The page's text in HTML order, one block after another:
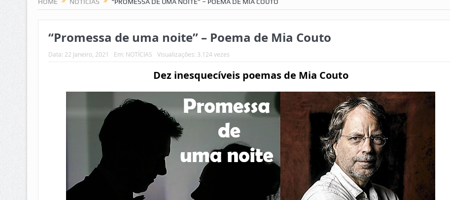
“Promessa de uma noite” – Poema de Mia Couto
Data: 22 Janeiro, 2021 Em: NOTÍCIAS Visualizações: 3.124 vezes
Dez inesquecíveis poemas de Mia Couto